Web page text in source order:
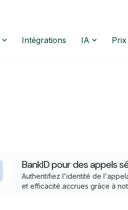
Intégrations IA Prix
BankID pour des appels
Authentifiez l'identité de
et efficacité accrues grâce à